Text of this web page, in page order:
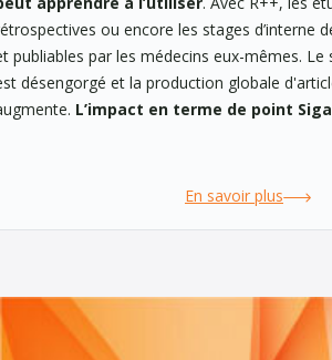
ou encore les stages d’interne
publiables par les médecins eux-mêmes. Le
désengorgé et la production globale
L’impact en terme de point
En savoir plus